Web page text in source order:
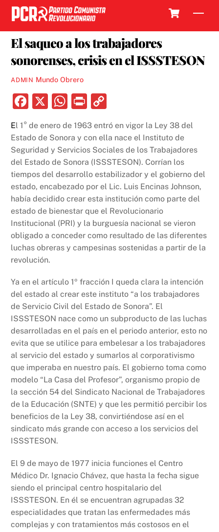
Skip
content
El saqueo a los trabajadores
sonorenses, crisis en el ISSSTESON
ADMIN Mundo Obrero
F
c
e
b
o
o
k
X
W
at
s
A
p
p
P
nt p
y
Li
n
k
El 1° de enero de 1963 entró en vigor la Ley 38 del
Estado de Sonora y con ella nace el Instituto de
Seguridad y Servicios Sociales de los Trabajadores
del Estado de Sonora (ISSSTESON). Corrían los
tiempos del desarrollo estabilizador y el gobierno del
estado, encabezado por el Lic. Luis Encinas Johnson,
había decidido crear esta institución como parte del
estado de bienestar que el Revolucionario
Institucional (PRI) y la burguesía nacional se vieron
obligado a conceder como resultado de las diferentes
luchas obreras y campesinas sostenidas a partir de la
revolución.
Ya en el artículo 1º fracción I queda clara la intención
del estado al crear este instituto “a los trabajadores
de Servicio Civil del Estado de Sonora”. El
ISSSTESON nace como un subproducto de las luchas
desarrolladas en el país en el periodo anterior, esto no
evita que se utilice para embelesar a los trabajadores
al servicio del estado y sumarlos al corporativismo
que imperaba en nuestro país. El gobierno toma como
modelo “La Casa del Profesor”, organismo propio de
la sección 54 del Sindicato Nacional de Trabajadores
de la Educación (SNTE) y que les permitió percibir los
beneficios de la Ley 38, convirtiéndose así en el
sindicato más grande con acceso a los servicios del
ISSSTESON.
El 9 de mayo de 1977 inicia funciones el Centro
Médico Dr. Ignacio Chávez, que hasta la fecha sigue
siendo el principal centro hospitalario del
ISSSTESON. En él se encuentran agrupadas 32
especialidades que tratan las enfermedades más
complejas y con tratamientos más costosos en el